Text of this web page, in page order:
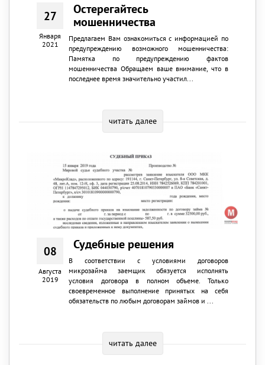
27
Января
2021
Остерегайтесь
мошенничества
Предлагаем Вам ознакомиться с информацией по
предупреждению возможного мошенничества:
Памятка по предупреждению фактов
мошенничества Обращаем ваше внимание, что в
последнее время значительно участил...
читать далее
08
Августа
2019
Судебные решения
В соответствии с условиями договоров
микрозайма заемщик обязуется исполнять
условия договора в полном объеме. Только
своевременное выполнение принятых на себя
обязательств по любым договорам займов и ...
читать далее